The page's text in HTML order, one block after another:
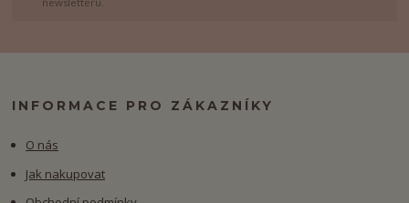
INFORMACE PRO ZÁKAZNÍKY
O nás
Jak nakupovat